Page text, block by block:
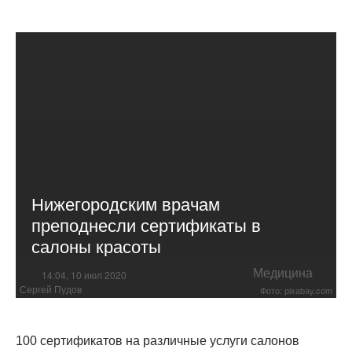
Нижегородским врачам
преподнесли сертификаты в
салоны красоты
14:04, 10 июл 2020 Медицина
Сергей Пудов Фото: pixabay.com
100 сертификатов на различные услуги салонов